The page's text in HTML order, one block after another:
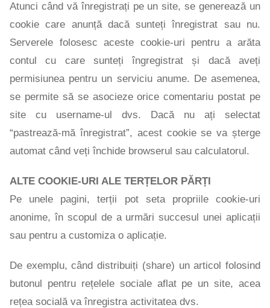
Atunci când vă înregistrați pe un site, se generează un
cookie care anunță dacă sunteți înregistrat sau nu.
Serverele folosesc aceste cookie-uri pentru a arăta
contul cu care sunteți îngregistrat și dacă aveți
permisiunea pentru un serviciu anume. De asemenea,
se permite să se asocieze orice comentariu postat pe
site cu username-ul dvs. Dacă nu ați selectat
“pastrează-mă înregistrat”, acest cookie se va șterge
automat când veți închide browserul sau calculatorul.
ALTE COOKIE-URI ALE TERȚELOR PĂRȚI
Pe unele pagini, terții pot seta propriile cookie-uri
anonime, în scopul de a urmări succesul unei aplicații
sau pentru a customiza o aplicație.
De exemplu, când distribuiți (share) un articol folosind
butonul pentru rețelele sociale aflat pe un site, acea
rețea socială va înregistra activitatea dvs.